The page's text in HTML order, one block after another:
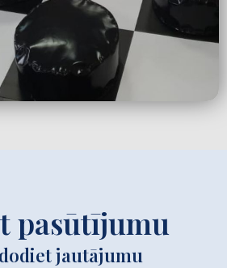
pasūtījumu
jautājumu